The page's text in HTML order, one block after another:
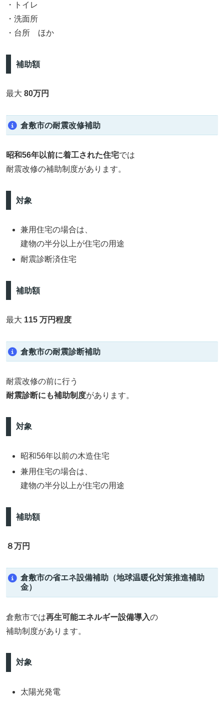
・トイレ
・洗面所
・台所 ほか
補助額
最大 80万円
倉敷市の耐震改修補助
昭和56年以前に着工された住宅では
耐震改修の補助制度があります。
対象
兼用住宅の場合は、
建物の半分以上が住宅の用途
耐震診断済住宅
補助額
最大 115 万円程度
倉敷市の耐震診断補助
耐震改修の前に行う
耐震診断にも補助制度があります。
対象
昭和56年以前の木造住宅
兼用住宅の場合は、
建物の半分以上が住宅の用途
補助額
８万円
倉敷市の省エネ設備補助（地球温暖化対策推進補助
金）
倉敷市では再生可能エネルギー設備導入の
補助制度があります。
対象
太陽光発電